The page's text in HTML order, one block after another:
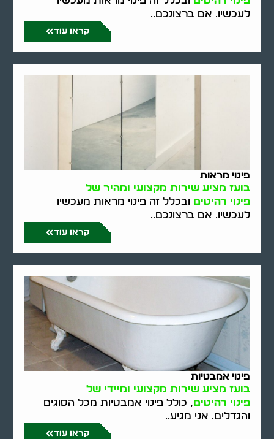
לעכשיו. אם ברצונכם..
קראו עוד
פינוי מראות
בועז מציע שירות מקצועי ומהיר של
פינוי רהיטים ובכלל זה פינוי מראות מעכשיו
לעכשיו. אם ברצונכם..
קראו עוד
פינוי אמבטיות
בועז מציע שירות מקצועי ומיידי של
פינוי רהיטים, כולל פינוי אמבטיות מכל הסוגים
והגדלים. אני מגיע..
קראו עוד